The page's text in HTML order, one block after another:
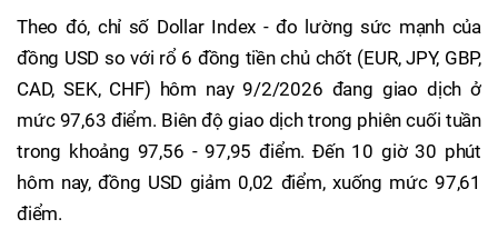
Theo đó, chỉ số Dollar Index - đo lường sức mạnh của
đồng USD so với rổ 6 đồng tiền chủ chốt (EUR, JPY, GBP,
CAD, SEK, CHF) hôm nay 9/2/2026 đang giao dịch ở
mức 97,63 điểm. Biên độ giao dịch trong phiên cuối tuần
trong khoảng 97,56 - 97,95 điểm. Đến 10 giờ 30 phút
hôm nay, đồng USD giảm 0,02 điểm, xuống mức 97,61
điểm.